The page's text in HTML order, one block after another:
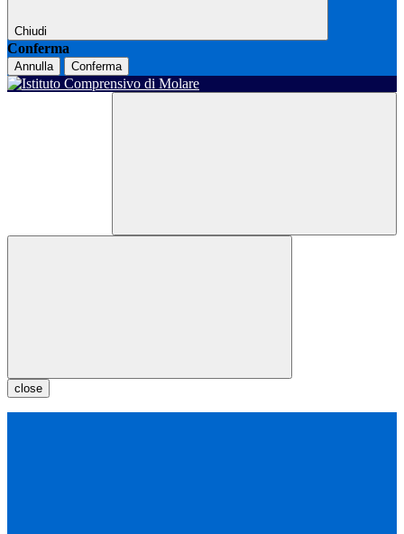
Chiudi
Conferma
Annulla Conferma
close